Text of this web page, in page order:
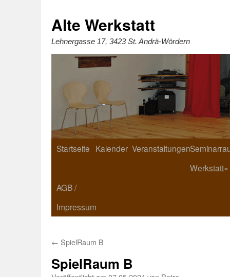
Alte Werkstatt
Lehnergasse 17, 3423 St. Andrä-Wördern
Startseite Kalender Veranstaltungen
Werkstatt«
AGB /
Impressum
← SpielRaum B
SpielRaum B